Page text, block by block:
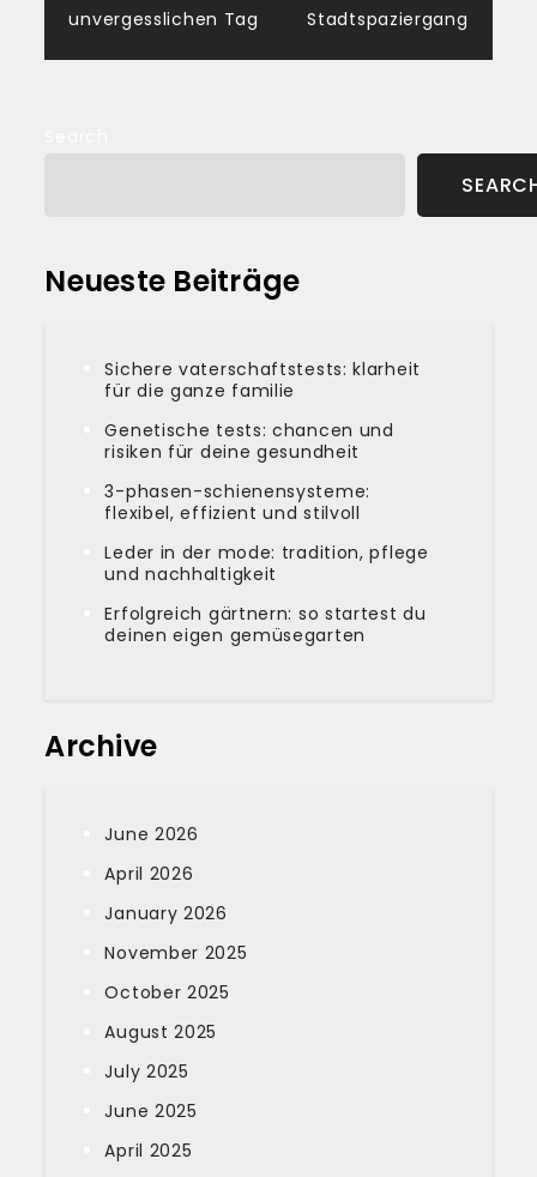
unvergesslichen Tag
Stadtspaziergang
Neueste Beiträge
Sichere vaterschaftstests: klarheit
für die ganze familie
Genetische tests: chancen und
risiken für deine gesundheit
3-phasen-schienensysteme:
flexibel, effizient und stilvoll
Leder in der mode: tradition, pflege
und nachhaltigkeit
Erfolgreich gärtnern: so startest du
deinen eigen gemüsegarten
Archive
June 2026
April 2026
January 2026
November 2025
October 2025
August 2025
July 2025
June 2025
April 2025